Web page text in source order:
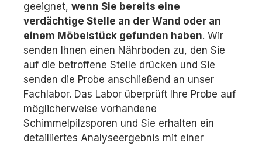
geeignet, wenn Sie bereits eine
verdächtige Stelle an der Wand oder an
einem Möbelstück gefunden haben. Wir
senden Ihnen einen Nährboden zu, den Sie
auf die betroffene Stelle drücken und Sie
senden die Probe anschließend an unser
Fachlabor. Das Labor überprüft Ihre Probe auf
möglicherweise vorhandene
Schimmelpilzsporen und Sie erhalten ein
detailliertes Analyseergebnis mit einer